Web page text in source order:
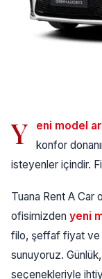
Y eni model
konfor
isteyenler içindir.
Tuana Rent A Car
ofisimizden yeni
filo, şeffaf fiyat ve
sunuyoruz.
seçenekleriyle